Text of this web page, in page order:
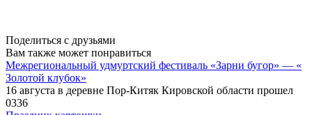
Поделиться с друзьями
Вам также может понравиться
Межрегиональный удмуртский фестиваль «Зарни бугор» — «
Золотой клубок»
16 августа в деревне Пор-Китяк Кировской области прошел
0336